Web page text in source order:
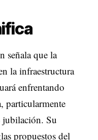
señala que la
la infraestructura
enfrentando
particularmente
jubilación. Su
propuestos del